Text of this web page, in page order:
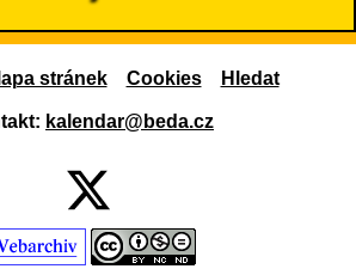
stránek Cookies Hledat
kalendar@beda.cz